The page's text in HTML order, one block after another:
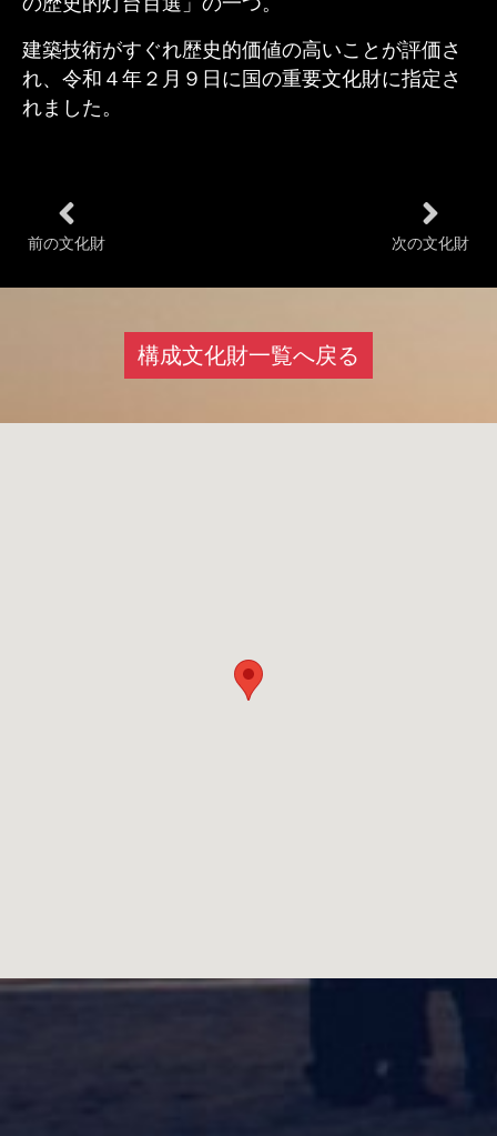
建築技術がすぐれ歴史的価値の高いことが評価さ
れ、令和４年２月９日に国の重要文化財に指定さ
れました。
前の文化財 次の文化財
構成文化財一覧へ戻る